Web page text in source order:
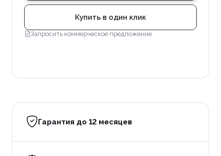
Купить в один клик
Запросить коммерческое предложение
Гарантия до 12 месяцев